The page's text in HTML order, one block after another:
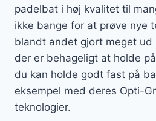
padelbat i høj kvalitet til
ikke bange for at prøve nye
blandt andet gjort meget
der er behageligt at holde
du kan holde godt fast på
eksempel med deres Opti-
teknologier.